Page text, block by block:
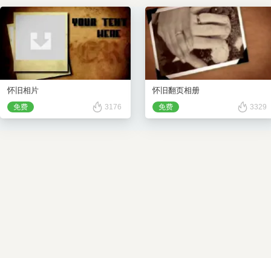
怀旧相片
免费 3176
怀旧翻页相册
免费 3329